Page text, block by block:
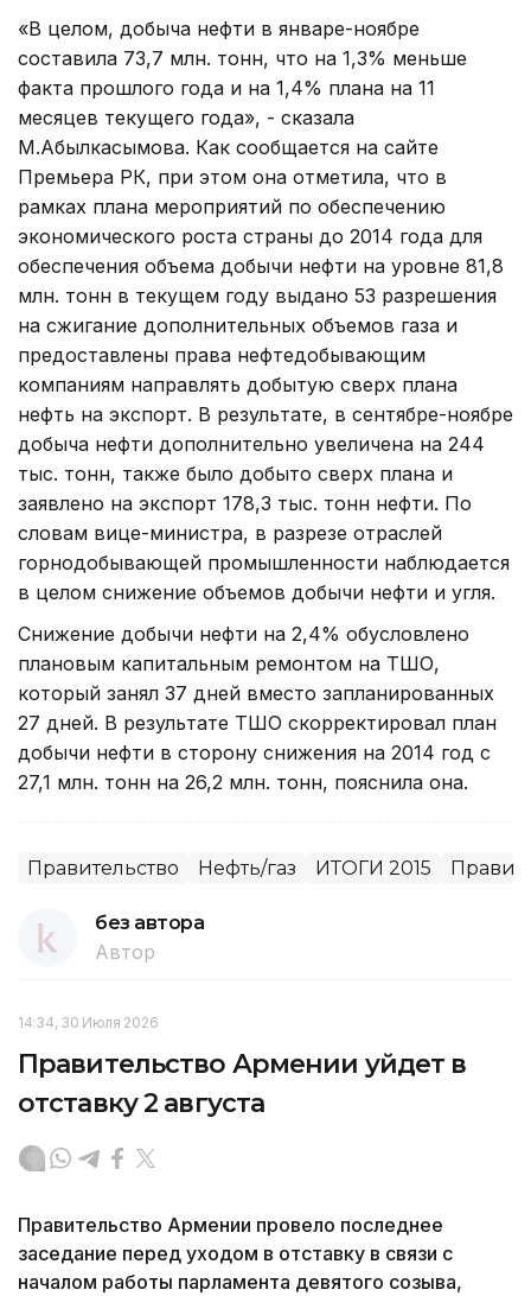
«В целом, добыча нефти в январе-ноябре
составила 73,7 млн. тонн, что на 1,3% меньше
факта прошлого года и на 1,4% плана на 11
месяцев текущего года», - сказала
М.Абылкасымова. Как сообщается на сайте
Премьера РК, при этом она отметила, что в
рамках плана мероприятий по обеспечению
экономического роста страны до 2014 года для
обеспечения объема добычи нефти на уровне 81,8
млн. тонн в текущем году выдано 53 разрешения
на сжигание дополнительных объемов газа и
предоставлены права нефтедобывающим
компаниям направлять добытую сверх плана
нефть на экспорт. В результате, в сентябре-ноябре
добыча нефти дополнительно увеличена на 244
тыс. тонн, также было добыто сверх плана и
заявлено на экспорт 178,3 тыс. тонн нефти. По
словам вице-министра, в разрезе отраслей
горнодобывающей промышленности наблюдается
в целом снижение объемов добычи нефти и угля.
Снижение добычи нефти на 2,4% обусловлено
плановым капитальным ремонтом на ТШО,
который занял 37 дней вместо запланированных
27 дней. В результате ТШО скорректировал план
добычи нефти в сторону снижения на 2014 год с
27,1 млн. тонн на 26,2 млн. тонн, пояснила она.
Правительство Нефть/газ ИТОГИ 2015
без автора
Автор
14:34, 30 Июля 2026
Правительство Армении уйдет в
отставку 2 августа
Правительство Армении провело последнее
заседание перед уходом в отставку в связи с
началом работы парламента девятого созыва,